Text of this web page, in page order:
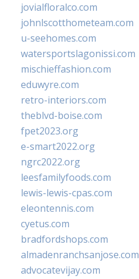
jovialfloralco.com
johnlscotthometeam.com
u-seehomes.com
watersportslagonissi.com
mischieffashion.com
eduwyre.com
retro-interiors.com
theblvd-boise.com
fpet2023.org
e-smart2022.org
ngrc2022.org
leesfamilyfoods.com
lewis-lewis-cpas.com
eleontennis.com
cyetus.com
bradfordshops.com
almadenranchsanjose.com
advocatevijay.com